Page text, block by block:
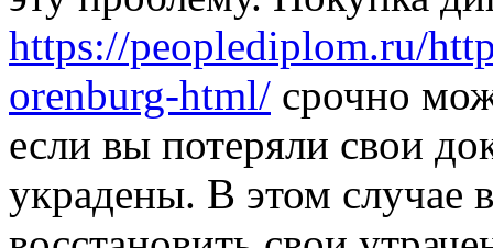
https://peoplediplom.ru/
orenburg-html/ срочно
если вы потеряли свои
украдены. В этом случае